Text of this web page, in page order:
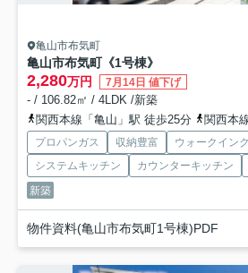
亀山市布気町
亀山市布気町《1号棟》
2,280万円 7月14日 値下げ
- / 106.82㎡ / 4LDK /新築
関西本線「亀山」駅 徒歩25分
関西本
プロパンガス 収納豊富
ウォークイン
システムキッチン
カウンターキッチン
新築
物件資料(亀山市布気町1号棟)PDF